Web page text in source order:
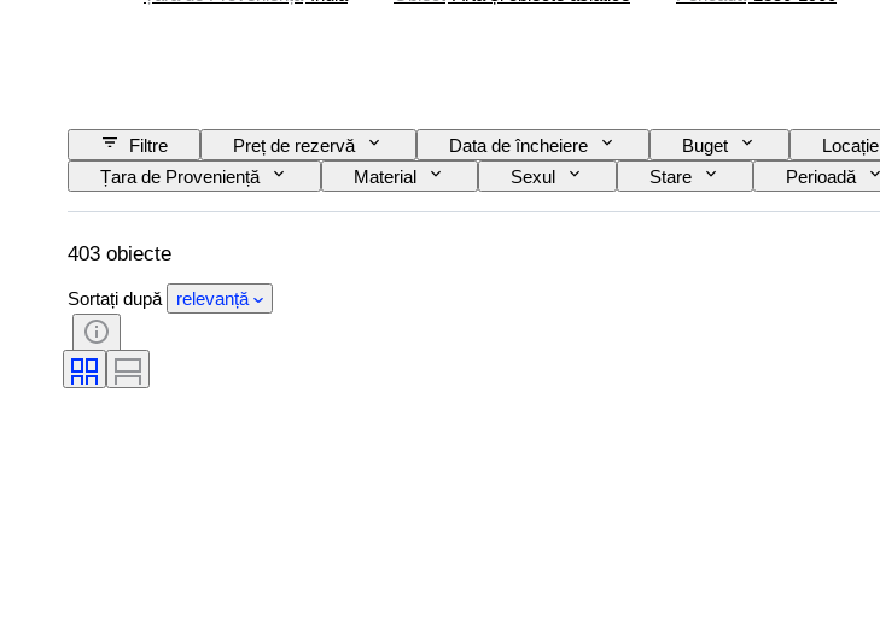
Filtre Preț de rezervă Data de încheiere Buget Locație
Țara de Proveniență
Material Sexul Stare Perioadă
Tehnică
Semnătură Ediție Culoare Original/ Replica
403 obiecte
Sortați după relevanță